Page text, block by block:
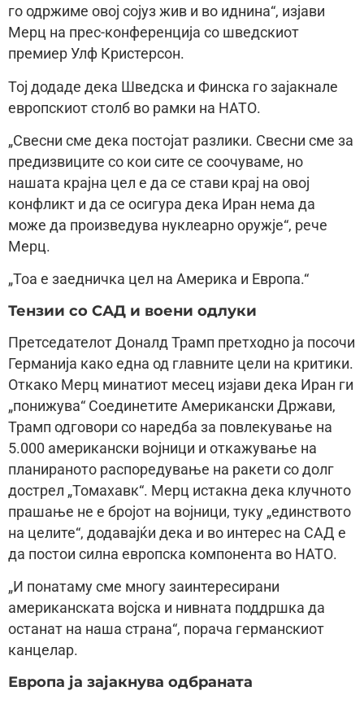
го одржиме овој сојуз жив и во иднина“, изјави
Мерц на прес-конференција со шведскиот
премиер Улф Кристерсон.
Тој додаде дека Шведска и Финска го зајакнале
европскиот столб во рамки на НАТО.
„Свесни сме дека постојат разлики. Свесни сме за
предизвиците со кои сите се соочуваме, но
нашата крајна цел е да се стави крај на овој
конфликт и да се осигура дека Иран нема да
може да произведува нуклеарно оружје“, рече
Мерц.
„Тоа е заедничка цел на Америка и Европа.“
Тензии со САД и воени одлуки
Претседателот Доналд Трамп претходно ја посочи
Германија како една од главните цели на критики.
Откако Мерц минатиот месец изјави дека Иран ги
„понижува“ Соединетите Американски Држави,
Трамп одговори со наредба за повлекување на
5.000 американски војници и откажување на
планираното распоредување на ракети со долг
дострел „Томахавк“. Мерц истакна дека клучното
прашање не е бројот на војници, туку „единството
на целите“, додавајќи дека и во интерес на САД е
да постои силна европска компонента во НАТО.
„И понатаму сме многу заинтересирани
американската војска и нивната поддршка да
останат на наша страна“, порача германскиот
канцелар.
Европа ја зајакнува одбраната